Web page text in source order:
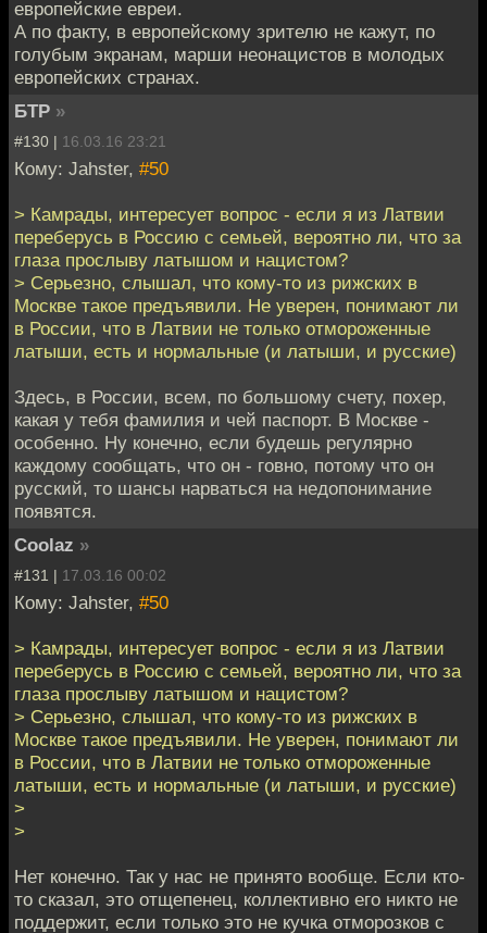
европейские евреи.
А по факту, в европейскому зрителю не кажут, по
голубым экранам, марши неонацистов в молодых
европейских странах.
БТР »
#130 | 16.03.16 23:21
Кому: Jahster, #50
> Камрады, интересует вопрос - если я из Латвии
переберусь в Россию с семьей, вероятно ли, что за
глаза прослыву латышом и нацистом?
> Серьезно, слышал, что кому-то из рижских в
Москве такое предъявили. Не уверен, понимают ли
в России, что в Латвии не только отмороженные
латыши, есть и нормальные (и латыши, и русские)
Здесь, в России, всем, по большому счету, похер,
какая у тебя фамилия и чей паспорт. В Москве -
особенно. Ну конечно, если будешь регулярно
каждому сообщать, что он - говно, потому что он
русский, то шансы нарваться на недопонимание
появятся.
Coolaz »
#131 | 17.03.16 00:02
Кому: Jahster, #50
> Камрады, интересует вопрос - если я из Латвии
переберусь в Россию с семьей, вероятно ли, что за
глаза прослыву латышом и нацистом?
> Серьезно, слышал, что кому-то из рижских в
Москве такое предъявили. Не уверен, понимают ли
в России, что в Латвии не только отмороженные
латыши, есть и нормальные (и латыши, и русские)
>
>
Нет конечно. Так у нас не принято вообще. Если кто-
то сказал, это отщепенец, коллективно его никто не
поддержит, если только это не кучка отморозков с